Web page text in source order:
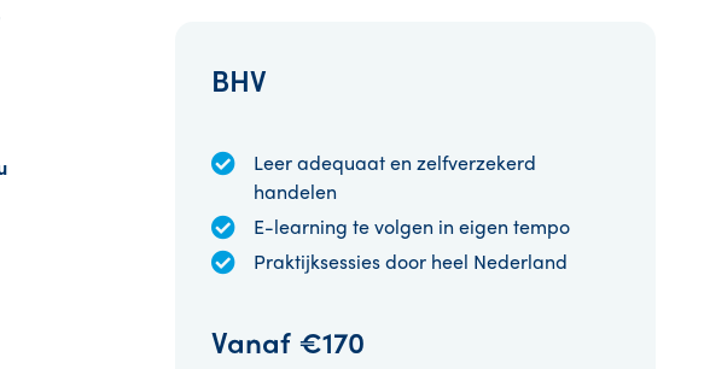
BHV
Leer adequaat en zelfverzekerd
handelen
E-learning te volgen in eigen tempo
Praktijksessies door heel Nederland
Vanaf €170